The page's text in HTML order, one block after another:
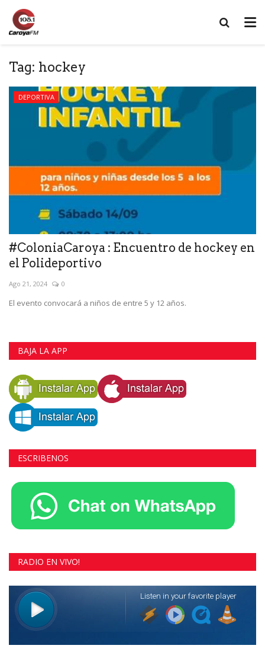
Tag: hockey
DEPORTIVA
#ColoniaCaroya : Encuentro de hockey en
el Polideportivo
Ago 21, 2024 0
El evento convocará a niños de entre 5 y 12 años.
BAJA LA APP
ESCRIBENOS
RADIO EN VIVO!